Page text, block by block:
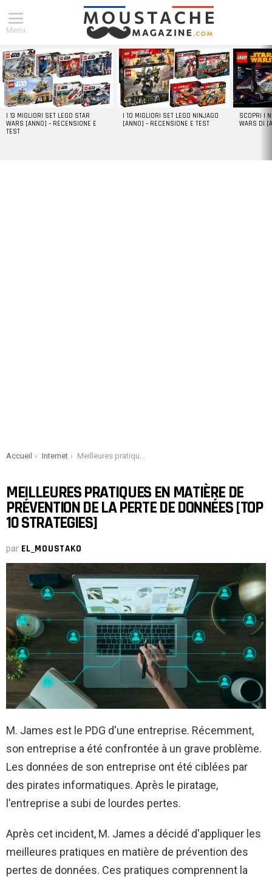
Menu
DERNIERS
ARTICLES
I 13 MIGLIORI SET LEGO STAR
WARS [ANNO] – RECENSIONE E
TEST
I 10 MIGLIORI SET LEGO NINJAGO
[ANNO] – RECENSIONE E TEST
SCOPRI I
WARS DI
You are here:
Accueil Internet Meilleures pratiques en matière de prévention de la perte de données [Top 10 Strategies]
MEILLEURES PRATIQUES EN MATIÈRE DE
PRÉVENTION DE LA PERTE DE DONNÉES [TOP
10 STRATEGIES]
par EL_MOUSTAKO
M. James est le PDG d'une entreprise. Récemment,
son entreprise a été confrontée à un grave problème.
Les données de son entreprise ont été ciblées par
des pirates informatiques. Après le piratage,
l'entreprise a subi de lourdes pertes.
Après cet incident, M. James a décidé d'appliquer les
meilleures pratiques en matière de prévention des
pertes de données. Ces pratiques comprennent la